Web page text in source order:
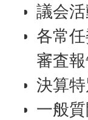
議会
各常
審査
決算
一般